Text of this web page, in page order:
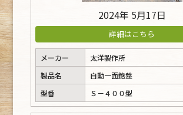
2024年 5月17日
詳細はこちら
メーカー
太洋製作所
製品名
自動一面鉋盤
型番
Ｓ－４００型